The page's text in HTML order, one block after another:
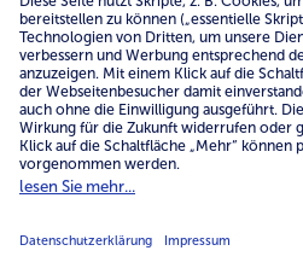
0800 - 000 19 18
Mo.-Fr.: 7-21 Uhr Sa: 8-16 Uhr
Service
Unternehmen
Über uns